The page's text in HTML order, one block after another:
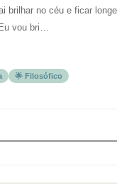
brilhar no céu e ficar
vou bri…
🌟 Filosófico